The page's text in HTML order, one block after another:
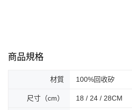
商品規格
材質 100%回收矽
尺寸（cm） 18 / 24 / 28CM